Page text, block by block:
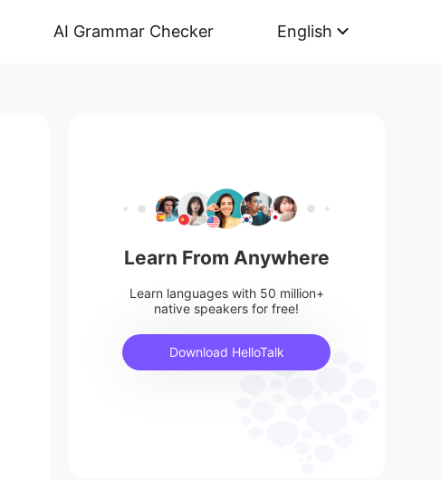
AI Grammar Checker English
Learn From Anywhere
Learn languages with 50 million+
native speakers for free!
Download HelloTalk